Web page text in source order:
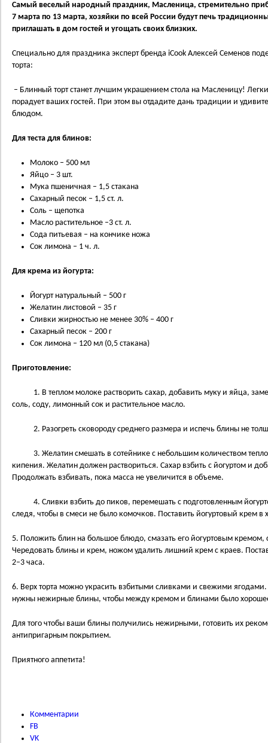
Самый веселый народный праздник, Масленица, стремительно
7 марта по 13 марта, хозяйки по всей России будут печь
приглашать в дом гостей и угощать своих близких.
Специально для праздника эксперт бренда iCook Алексей Семенов
торта:
– Блинный торт станет лучшим украшением стола на Масленицу!
порадует ваших гостей. При этом вы отдадите дань традиции и
блюдом.
Для теста для блинов:
Молоко – 500 мл
Яйцо – 3 шт.
Мука пшеничная – 1,5 стакана
Сахарный песок – 1,5 ст. л.
Соль – щепотка
Масло растительное –3 ст. л.
Сода питьевая – на кончике ножа
Сок лимона – 1 ч. л.
Для крема из йогурта:
Йогурт натуральный – 500 г
Желатин листовой – 35 г
Сливки жирностью не менее 30% – 400 г
Сахарный песок – 200 г
Сок лимона – 120 мл (0,5 стакана)
Приготовление:
1. В теплом молоке растворить сахар, добавить муку и яйца,
соль, соду, лимонный сок и растительное масло.
2. Разогреть сковороду среднего размера и испечь блины не
3. Желатин смешать в сотейнике с небольшим количеством
кипения. Желатин должен раствориться. Сахар взбить с йогуртом и
Продолжать взбивать, пока масса не увеличится в объеме.
4. Сливки взбить до пиков, перемешать с подготовленным
следя, чтобы в смеси не было комочков. Поставить йогуртовый крем в
5. Положить блин на большое блюдо, смазать его йогуртовым кремом,
Чередовать блины и крем, ножом удалить лишний крем с краев.
2–3 часа.
6. Верх торта можно украсить взбитыми сливками и свежими ягодами.
нужны нежирные блины, чтобы между кремом и блинами было
Для того чтобы ваши блины получились нежирными, готовить их
антипригарным покрытием.
Приятного аппетита!
Комментарии
FB
VK